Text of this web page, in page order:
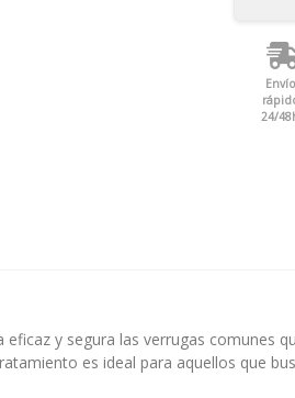
Envío
24/
y segura las verrugas comunes
es ideal para aquellos que